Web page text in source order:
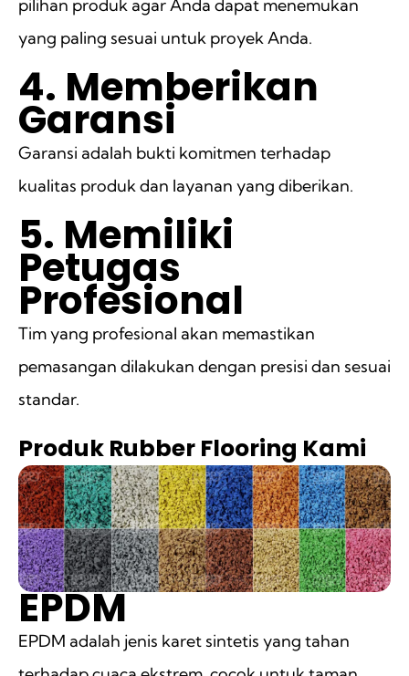
pilihan produk agar Anda dapat menemukan
yang paling sesuai untuk proyek Anda.
4. Memberikan
Garansi
Garansi adalah bukti komitmen terhadap
kualitas produk dan layanan yang diberikan.
5. Memiliki
Petugas
Profesional
Tim yang profesional akan memastikan
pemasangan dilakukan dengan presisi dan sesuai
standar.
Produk Rubber Flooring Kami
EPDM
EPDM adalah jenis karet sintetis yang tahan